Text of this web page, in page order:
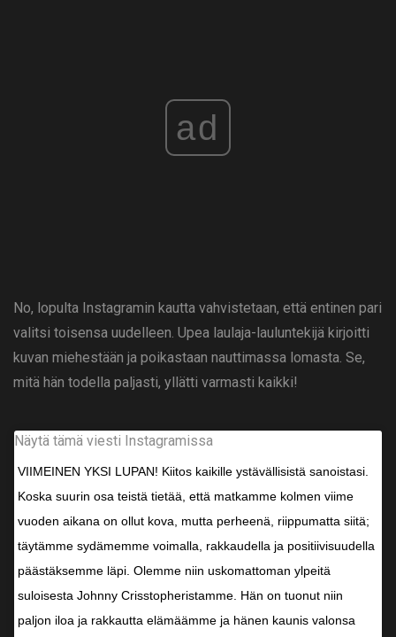
ad
No, lopulta Instagramin kautta vahvistetaan, että entinen pari
valitsi toisensa uudelleen. Upea laulaja-lauluntekijä kirjoitti
kuvan miehestään ja poikastaan ​​nauttimassa lomasta. Se,
mitä hän todella paljasti, yllätti varmasti kaikki!
Näytä tämä viesti Instagramissa
VIIMEINEN YKSI LUPAN! Kiitos kaikille ystävällisistä sanoistasi.
Koska suurin osa teistä tietää, että matkamme kolmen viime
vuoden aikana on ollut kova, mutta perheenä, riippumatta siitä;
täytämme sydämemme voimalla, rakkaudella ja positiivisuudella
päästäksemme läpi. Olemme niin uskomattoman ylpeitä
suloisesta Johnny Crisstopheristamme. Hän on tuonut niin
paljon iloa ja rakkautta elämäämme ja hänen kaunis valonsa